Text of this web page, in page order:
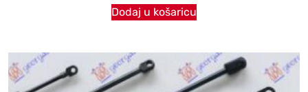
Dodaj u košaricu